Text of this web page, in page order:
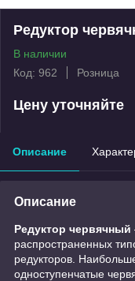
Редуктор
В наличии
Код: 962
Розница
Цену уточняйте
Описание
Описание
Редуктор червячный
распространенных
редукторов.
одноступенчатые